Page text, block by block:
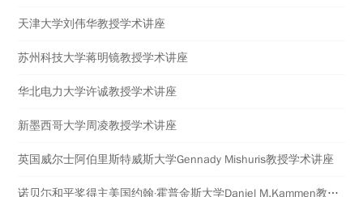
天津大学刘伟华教授学术讲座
苏州科技大学蒋明镜教授学术讲座
华北电力大学许诚教授学术讲座
新墨西哥大学周凌教授学术讲座
英国威尔士阿伯里斯特威斯大学​Gennady Mishuris教授学术讲座
诺贝尓和平奖得主美国约翰·霍普金斯大学Daniel M.Kammen教授学术讲座